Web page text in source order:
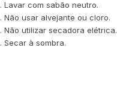
. Lavar com sabão neutro.
. Não usar alvejante ou cloro.
. Não utilizar secadora elétrica.
. Secar à sombra.